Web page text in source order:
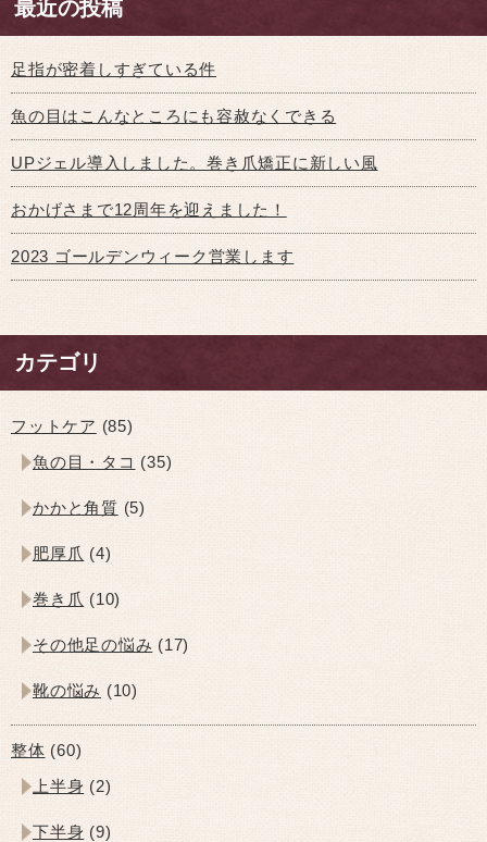
最近の投稿
足指が密着しすぎている件
魚の目はこんなところにも容赦なくできる
UPジェル導入しました。巻き爪矯正に新しい風
おかげさまで12周年を迎えました！
2023 ゴールデンウィーク営業します
カテゴリ
フットケア (85)
魚の目・タコ (35)
かかと角質 (5)
肥厚爪 (4)
巻き爪 (10)
その他足の悩み (17)
靴の悩み (10)
整体 (60)
上半身 (2)
下半身 (9)